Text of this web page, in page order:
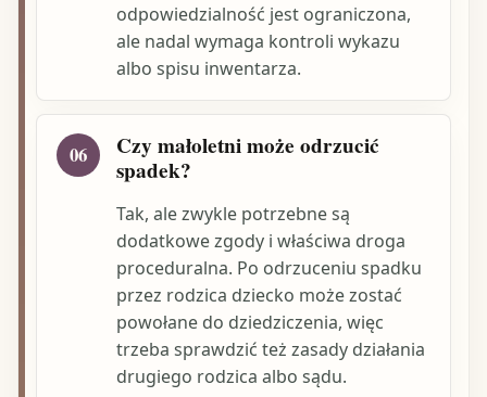
odpowiedzialność jest ograniczona,
ale nadal wymaga kontroli wykazu
albo spisu inwentarza.
06
Czy małoletni może odrzucić
spadek?
Tak, ale zwykle potrzebne są
dodatkowe zgody i właściwa droga
proceduralna. Po odrzuceniu spadku
przez rodzica dziecko może zostać
powołane do dziedziczenia, więc
trzeba sprawdzić też zasady działania
drugiego rodzica albo sądu.